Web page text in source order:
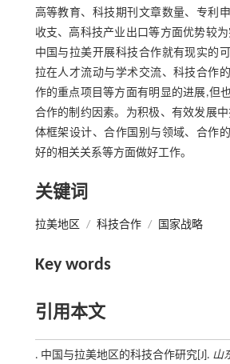
高等教育、科技期刊文章数量、专利
收支、高科技产业出口等方面优势较
中国与拉美开展科技合作就有现实的
拉在人才流动与学术交流、科技合作
作的重点项目等方面有明显的进展,但
合作的制约因素。为积极、有效发展
体框架设计、合作国别与领域、合作
好的相关关系等方面做好工作。
关键词
拉美地区 / 科技合作 / 国家战略
Key words
引用本文
. 中国与拉美地区的科技合作研究[J]. 山